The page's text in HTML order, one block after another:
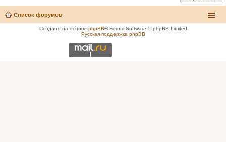
Список форумов
Создано на основе phpBB® Forum Software © phpBB Limited
Русская поддержка phpBB